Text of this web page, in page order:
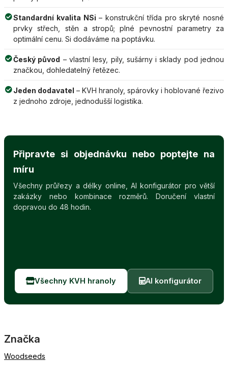
Standardní kvalita NSi – konstrukční třída pro skryté nosné
prvky střech, stěn a stropů; plné pevnostní parametry za
optimální cenu. Si dodáváme na poptávku.
Český původ – vlastní lesy, pily, sušárny i sklady pod jednou
značkou, dohledatelný řetězec.
Jeden dodavatel – KVH hranoly, spárovky i hoblované řezivo
z jednoho zdroje, jednodušší logistika.
Připravte si objednávku nebo poptejte na
míru
Všechny průřezy a délky online, AI konfigurátor pro větší
zakázky nebo kombinace rozměrů. Doručení vlastní
dopravou do 48 hodin.
Všechny KVH hranoly AI konfigurátor
Značka
Woodseeds